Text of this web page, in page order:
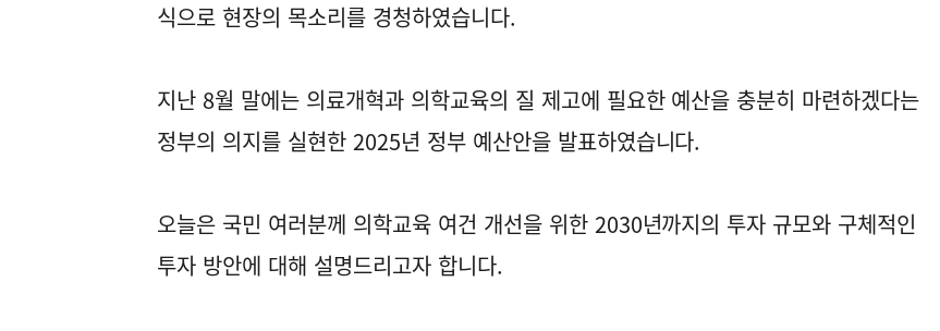
식으로 현장의 목소리를 경청하였습니다.
지난 8월 말에는 의료개혁과 의학교육의 질 제고에 필요한 예산을 충분히 마련하겠다는
정부의 의지를 실현한 2025년 정부 예산안을 발표하였습니다.
오늘은 국민 여러분께 의학교육 여건 개선을 위한 2030년까지의 투자 규모와 구체적인
투자 방안에 대해 설명드리고자 합니다.